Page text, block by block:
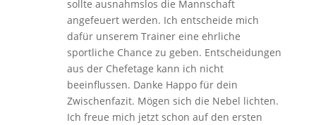
sollte ausnahmslos die Mannschaft
angefeuert werden. Ich entscheide mich
dafür unserem Trainer eine ehrliche
sportliche Chance zu geben. Entscheidungen
aus der Chefetage kann ich nicht
beeinflussen. Danke Happo für dein
Zwischenfazit. Mögen sich die Nebel lichten.
Ich freue mich jetzt schon auf den ersten